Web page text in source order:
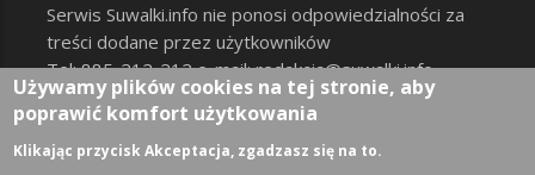
Serwis Suwalki.info nie ponosi odpowiedzialności za
treści dodane przez użytkowników
Tel: 885-212-212 e-mail:redakcja@suwalki.info,
reklama@suwalki.info
RODO |Cookies
User account menu
Zaloguj
Używamy plików cookies na tej stronie, aby
poprawić komfort użytkowania
Klikając przycisk Akceptacja, zgadzasz się na to.